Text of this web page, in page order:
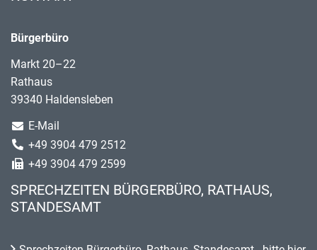
Bürgerbüro
Markt 20–22
Rathaus
39340 Haldensleben
E-Mail
+49 3904 479 2512
+49 3904 479 2599
SPRECHZEITEN BÜRGERBÜRO, RATHAUS,
STANDESAMT